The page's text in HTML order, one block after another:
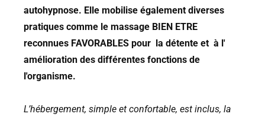
autohypnose. Elle mobilise également diverses
pratiques comme le massage BIEN ETRE
reconnues FAVORABLES pour la détente et à l'
amélioration des différentes fonctions de
l'organisme.
L’hébergement, simple et confortable, est inclus, la